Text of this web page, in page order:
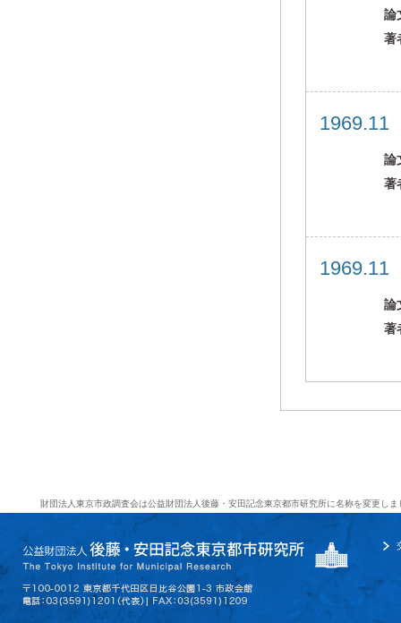
論
著
論
著
論
著
財団法人東京市政調査会は公益財団法人後藤・安田記念東京都市研究所に名称を変更しま